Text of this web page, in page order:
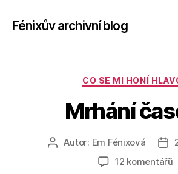
Fénixův archivní blog
Rubriky
CO SE MI HONÍ
Mrhání
AutorAutor: Em Fénixová
12 komentářůu